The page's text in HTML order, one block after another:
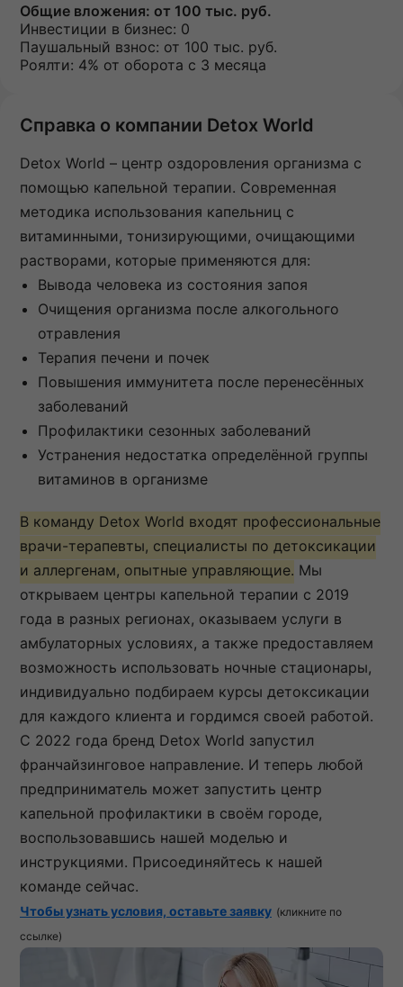
Общие вложения: от 100 тыс. руб.
Инвестиции в бизнес: 0
Паушальный взнос: от 100 тыс. руб.
Роялти: 4% от оборота с 3 месяца
Справка о компании Detox World
Detox World – центр оздоровления организма с
помощью капельной терапии. Современная
методика использования капельниц с
витаминными, тонизирующими, очищающими
растворами, которые применяются для:
Вывода человека из состояния запоя
Очищения организма после алкогольного
отравления
Терапия печени и почек
Повышения иммунитета после перенесённых
заболеваний
Профилактики сезонных заболеваний
Устранения недостатка определённой группы
витаминов в организме
В команду Detox World входят профессиональные
врачи-терапевты, специалисты по детоксикации
и аллергенам, опытные управляющие. Мы
открываем центры капельной терапии с 2019
года в разных регионах, оказываем услуги в
амбулаторных условиях, а также предоставляем
возможность использовать ночные стационары,
индивидуально подбираем курсы детоксикации
для каждого клиента и гордимся своей работой.
С 2022 года бренд Detox World запустил
франчайзинговое направление. И теперь любой
предприниматель может запустить центр
капельной профилактики в своём городе,
воспользовавшись нашей моделью и
инструкциями. Присоединяйтесь к нашей
команде сейчас.
Чтобы узнать условия, оставьте заявку (кликните по
ссылке)